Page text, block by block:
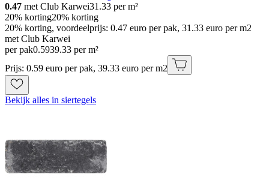
0.47 met Club Karwei31.33 per m²
20% korting20% korting
20% korting, voordeelprijs: 0.47 euro per pak, 31.33 euro per m2
met Club Karwei
per pak0.5939.33 per m²
Prijs: 0.59 euro per pak, 39.33 euro per m2
Bekijk alles in siertegels